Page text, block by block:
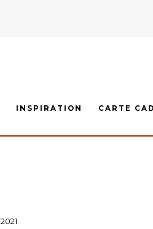
INSPIRATION CARTE
2021